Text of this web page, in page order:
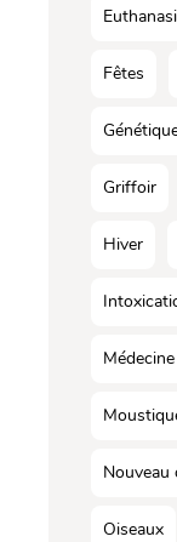
Fêtes
Griffoir
Hiver
Nouveau
Oiseaux